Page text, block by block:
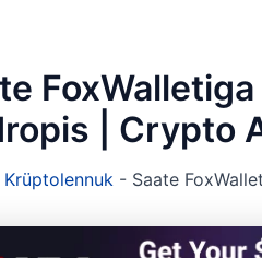
| Crypto
Krüptolennuk - Saate